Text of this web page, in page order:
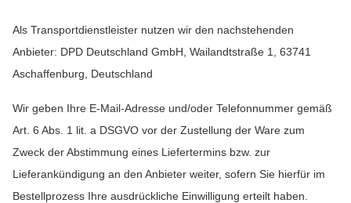
Als Transportdienstleister nutzen wir den nachstehenden
Anbieter: DPD Deutschland GmbH, Wailandtstraße 1, 63741
Aschaffenburg, Deutschland
Wir geben Ihre E-Mail-Adresse und/oder Telefonnummer gemäß
Art. 6 Abs. 1 lit. a DSGVO vor der Zustellung der Ware zum
Zweck der Abstimmung eines Liefertermins bzw. zur
Lieferankündigung an den Anbieter weiter, sofern Sie hierfür im
Bestellprozess Ihre ausdrückliche Einwilligung erteilt haben.